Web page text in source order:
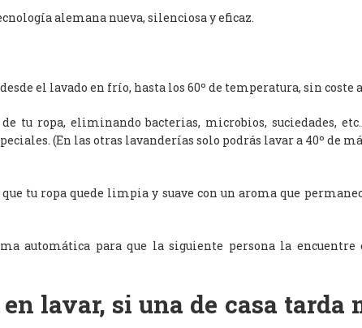
alemana nueva, silenciosa y eficaz.
el lavado en frío, hasta los 60º de temperatura, sin coste
tu ropa, eliminando bacterias, microbios, suciedades,
(En las otras lavanderías solo podrás lavar a 40º de
tu ropa quede limpia y suave con un aroma que
automática para que la siguiente persona la encuentre
lavar, si una de casa tarda